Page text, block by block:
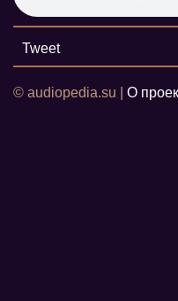
Tweet
© audiopedia.su | О